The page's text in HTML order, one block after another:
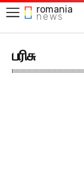
romania
news
பரிசு